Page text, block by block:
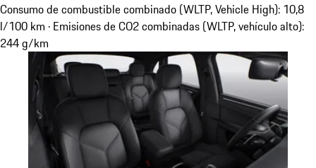
Consumo de combustible combinado (WLTP, Vehicle High): 10,8
l/100 km · Emisiones de CO2 combinadas (WLTP, vehículo alto):
244 g/km